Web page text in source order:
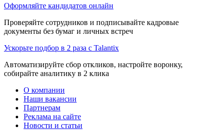
Оформляйте кандидатов онлайн
Проверяйте сотрудников и подписывайте кадровые
документы без бумаг и личных встреч
Ускорьте подбор в 2 раза с Talantix
Автоматизируйте сбор откликов, настройте воронку,
собирайте аналитику в 2 клика
О компании
Наши вакансии
Партнерам
Реклама на сайте
Новости и статьи